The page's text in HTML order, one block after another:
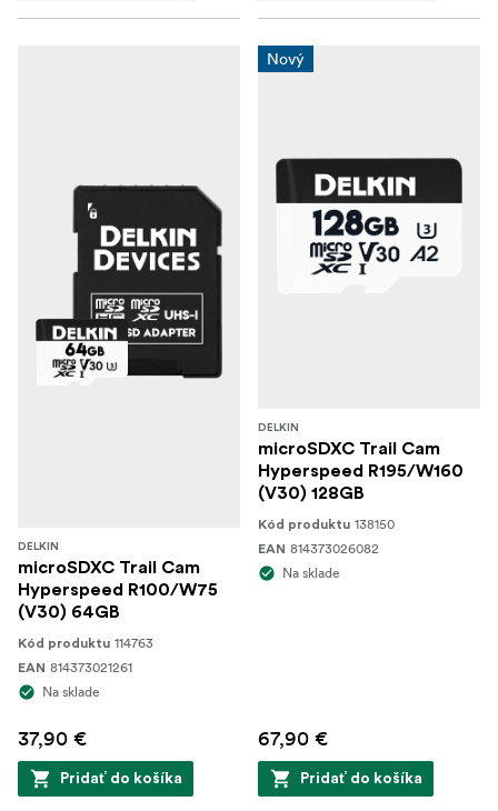
DELKIN
microSDXC Trail Cam
Hyperspeed R100/W75
(V30) 64GB
Kód produktu 114763
EAN 814373021261
Na sklade
37,90 €
Pridať do košíka
Nový
DELKIN
microSDXC Trail Cam
Hyperspeed R195/W160
(V30) 128GB
Kód produktu 138150
EAN 814373026082
Na sklade
67,90 €
Pridať do košíka